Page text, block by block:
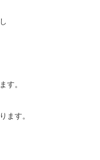
す。
ます。